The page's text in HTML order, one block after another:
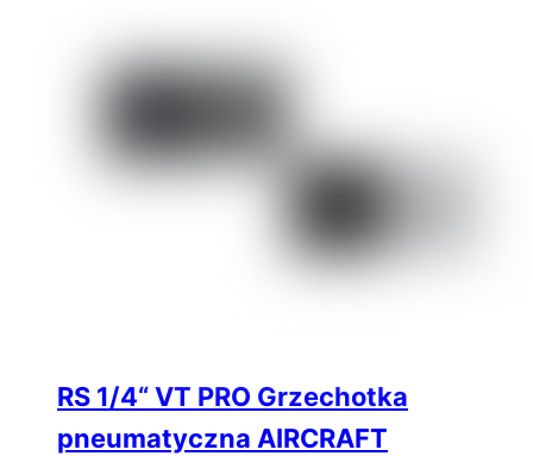
RS 1/4“ VT PRO Grzechotka
pneumatyczna AIRCRAFT